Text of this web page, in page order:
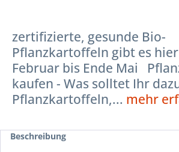
zertifizierte, gesunde Bio-
Pflanzkartoffeln gibt es
Februar bis Ende Mai
kaufen - Was solltet Ihr
Pflanzkartoffeln,... mehr
Beschreibung